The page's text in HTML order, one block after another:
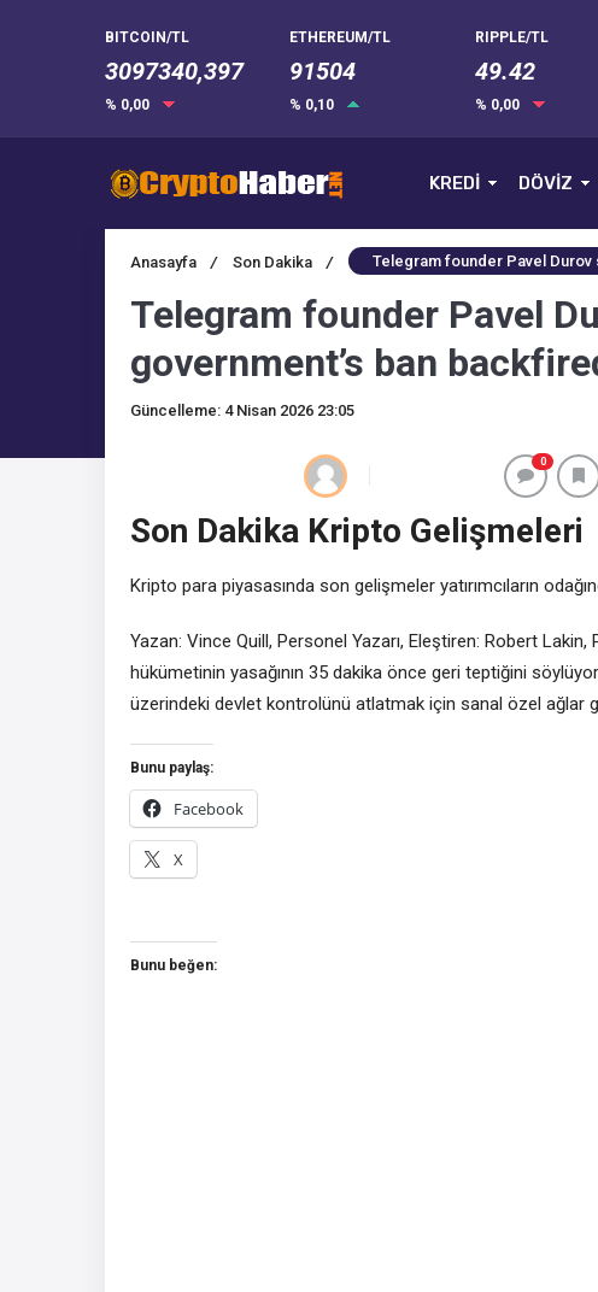
BITCOIN/TL
3097340,397
% 0,00
ETHEREUM/TL
91504
% 0,10
RIPPLE/TL
49.42
% 0,00
KREDİ DÖVİZ
Anasayfa / Son Dakika / Telegram founder Pavel
Telegram founder Pavel
government’s ban
Güncelleme: 4 Nisan 2026 23:05
0
Son Dakika Kripto Gelişmeleri
Kripto para piyasasında son gelişmeler yatırımcıların
Yazan: Vince Quill, Personel Yazarı, Eleştiren: Robert
hükümetinin yasağının 35 dakika önce geri teptiğini
üzerindeki devlet kontrolünü atlatmak için sanal özel
Bunu paylaş:
Facebook
X
Bunu beğen: